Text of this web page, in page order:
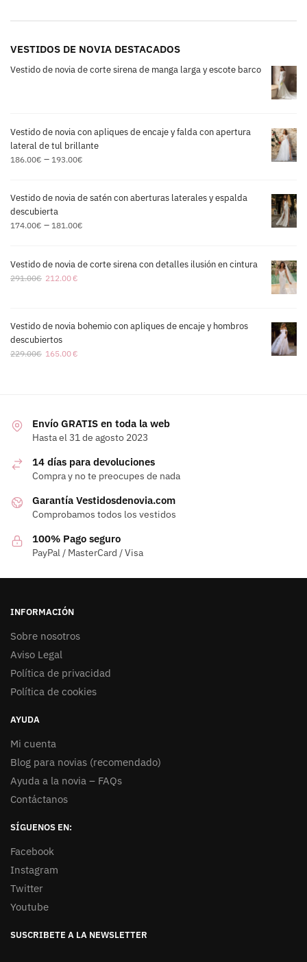
VESTIDOS DE NOVIA DESTACADOS
Vestido de novia de corte sirena de manga larga y escote barco
Vestido de novia con apliques de encaje y falda con apertura
lateral de tul brillante
186.00€ – 193.00€
Vestido de novia de satén con aberturas laterales y espalda
descubierta
174.00€ – 181.00€
Vestido de novia de corte sirena con detalles ilusión en cintura
291.00€ 212.00€
Vestido de novia bohemio con apliques de encaje y hombros
descubiertos
229.00€ 165.00€
Envío GRATIS en toda la web
Hasta el 31 de agosto 2023
14 días para devoluciones
Compra y no te preocupes de nada
Garantía Vestidosdenovia.com
Comprobamos todos los vestidos
100% Pago seguro
PayPal / MasterCard / Visa
INFORMACIÓN
Sobre nosotros
Aviso Legal
Política de privacidad
Política de cookies
AYUDA
Mi cuenta
Blog para novias (recomendado)
Ayuda a la novia – FAQs
Contáctanos
SÍGUENOS EN:
Facebook
Instagram
Twitter
Youtube
SUSCRIBETE A LA NEWSLETTER